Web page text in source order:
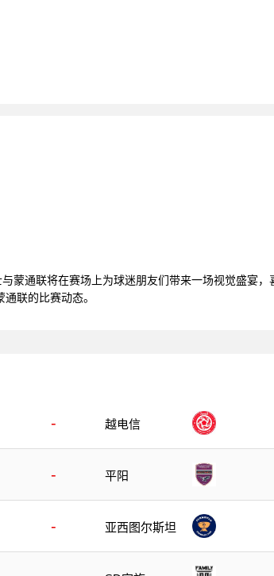
蒙通联将在赛场上为球迷朋友们带来一场视觉盛宴
联的比赛动态。
- 越电信
- 平阳
- 亚西图尔斯坦